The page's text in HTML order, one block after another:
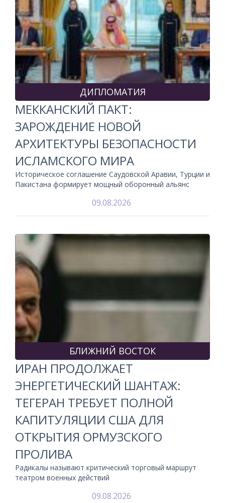
ДИПЛОМАТИЯ
МЕККАНСКИЙ ПАКТ:
ЗАРОЖДЕНИЕ НОВОЙ
АРХИТЕКТУРЫ БЕЗОПАСНОСТИ
ИСЛАМСКОГО МИРА
Историческое соглашение Саудовской Аравии, Турции и
Пакистана формирует мощный оборонный альянс
09.08.2026
БЛИЖНИЙ ВОСТОК
ИРАН ПРОДОЛЖАЕТ
ЭНЕРГЕТИЧЕСКИЙ ШАНТАЖ:
ТЕГЕРАН ТРЕБУЕТ ПОЛНОЙ
КАПИТУЛЯЦИИ США ДЛЯ
ОТКРЫТИЯ ОРМУЗСКОГО
ПРОЛИВА
Радикалы называют критический торговый маршрут
театром военных действий
09.08.2026